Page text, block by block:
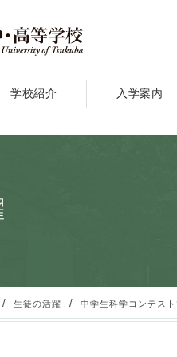
学校紹介 入学案内
/ 生徒の活躍 / 中学生科学コンテス